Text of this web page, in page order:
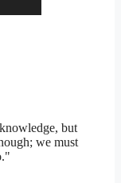
but
we must